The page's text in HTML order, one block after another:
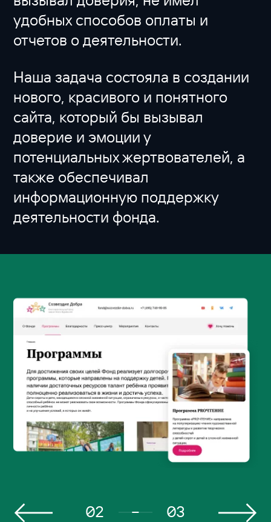
удобных способов оплаты и
отчетов о деятельности.
Наша задача состояла в создании
нового, красивого и понятного
сайта, который бы вызывал
доверие и эмоции у
потенциальных жертвователей, а
также обеспечивал
информационную поддержку
деятельности фонда.
02 03